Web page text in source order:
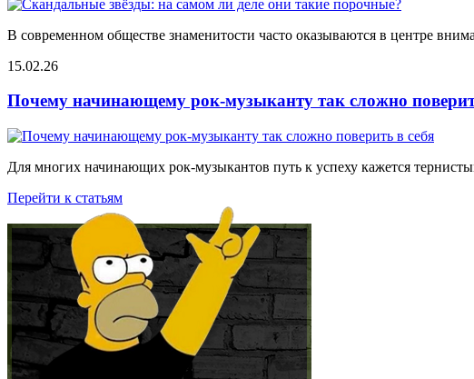
В современном обществе знаменитости часто оказываются в центре
15.02.26
Почему начинающему рок-музыканту так сложно
Для многих начинающих рок-музыкантов путь к успеху кажется
Перейти к статьям